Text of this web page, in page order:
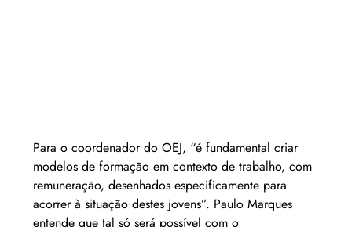
Para o coordenador do OEJ, “é fundamental criar
modelos de formação em contexto de trabalho, com
remuneração, desenhados especificamente para
acorrer à situação destes jovens”. Paulo Marques
entende que tal só será possível com o